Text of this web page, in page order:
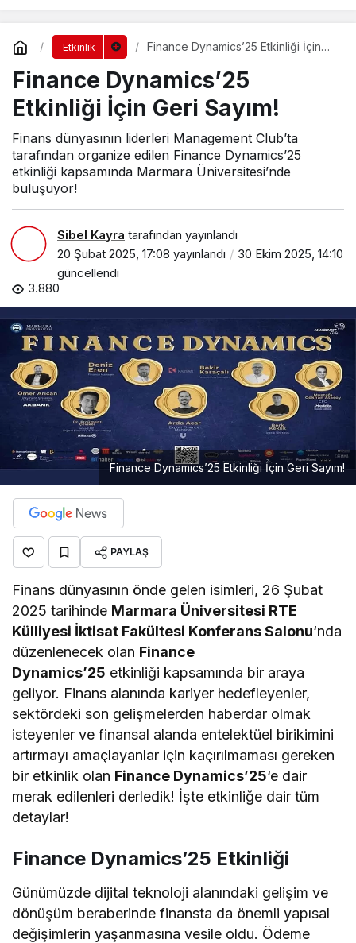
Etkinlik
Finance Dynamics’25 Etkinliği İçin
Finance Dynamics’25
Etkinliği İçin Geri Sayım!
Finans dünyasının liderleri Management Club’ta
tarafından organize edilen Finance Dynamics’25
etkinliği kapsamında Marmara Üniversitesi’nde
buluşuyor!
Sibel Kayra tarafından yayınlandı
20 Şubat 2025, 17:08 yayınlandı
30 Ekim 2025, 14:10
güncellendi
3.880
Finance Dynamics’25 Etkinliği İçin Geri Sayım!
PAYLAŞ
Finans dünyasının önde gelen isimleri, 26 Şubat
2025 tarihinde Marmara Üniversitesi RTE
Külliyesi İktisat Fakültesi Konferans Salonu‘nda
düzenlenecek olan Finance
Dynamics’25 etkinliği kapsamında bir araya
geliyor. Finans alanında kariyer hedefleyenler,
sektördeki son gelişmelerden haberdar olmak
isteyenler ve finansal alanda entelektüel birikimini
artırmayı amaçlayanlar için kaçırılmaması gereken
bir etkinlik olan Finance Dynamics’25‘e dair
merak edilenleri derledik! İşte etkinliğe dair tüm
detaylar!
Finance Dynamics’25 Etkinliği
Günümüzde dijital teknoloji alanındaki gelişim ve
dönüşüm beraberinde finansta da önemli yapısal
değişimlerin yaşanmasına vesile oldu. Ödeme